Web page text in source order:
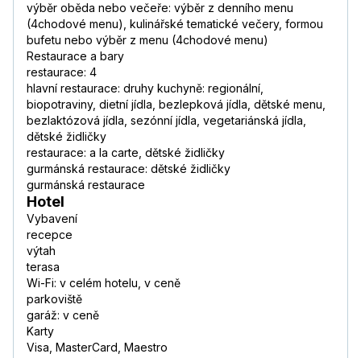
výběr oběda nebo večeře: výběr z denního menu
(4chodové menu), kulinářské tematické večery, formou
bufetu nebo výběr z menu (4chodové menu)
Restaurace a bary
restaurace: 4
hlavní restaurace: druhy kuchyně: regionální,
biopotraviny, dietní jídla, bezlepková jídla, dětské menu,
bezlaktózová jídla, sezónní jídla, vegetariánská jídla,
dětské židličky
restaurace: a la carte, dětské židličky
gurmánská restaurace: dětské židličky
gurmánská restaurace
Hotel
Vybavení
recepce
výtah
terasa
Wi-Fi: v celém hotelu, v ceně
parkoviště
garáž: v ceně
Karty
Visa, MasterCard, Maestro